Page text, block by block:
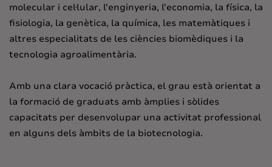
molecular i cel·lular, l'enginyeria, l'economia, la física, la
fisiologia, la genètica, la química, les matemàtiques i
altres especialitats de les ciències biomèdiques i la
tecnologia agroalimentària.
Amb una clara vocació pràctica, el grau està orientat a
la formació de graduats amb àmplies i sòlides
capacitats per desenvolupar una activitat professional
en alguns dels àmbits de la biotecnologia.